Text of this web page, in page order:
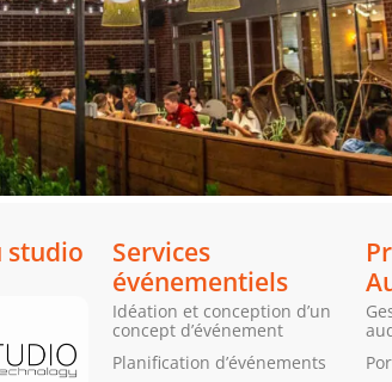
studio
Services
événementiels
Idéation et conception d’un
concept d’événement
Planification d’événements